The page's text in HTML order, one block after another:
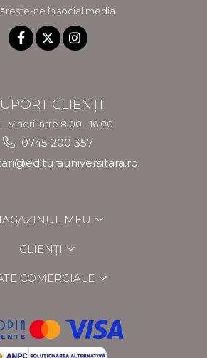
ne în social media
CLIENȚI
- Vineri intre 8.00 - 16.00
0745 200 357
MEU
CLIENȚI
COMERCIALE